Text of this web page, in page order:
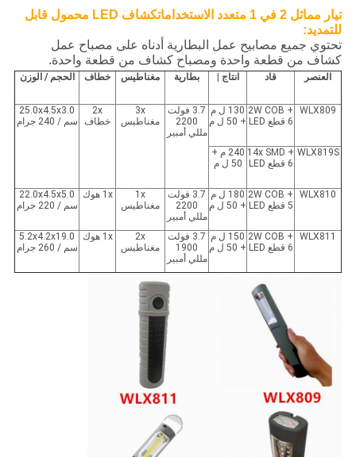
تيار مماثل 2 في 1 متعدد الاستخدامات
كشاف LED محمول قابل
للتمديد:
تحتوي جميع مصابيح عمل البطارية أدناه على مصباح عمل
كشاف من قطعة واحدة ومصباح كشاف من قطعة واحدة.
العنصر قاد انتاج | بطارية مغناطيس خطاف الحجم / الوزن
WLX809
2W COB +
6 قطع LED
130 ل م
+ 50 ل م
3.7 فولت
2200
مللي أمبير
3x
مغناطيس
2x
خطاف
25.0x4.5x3.0
سم / 240 جرام
WLX819S
14x SMD +
6 قطع LED
240 م +
50 ل م
WLX810
2W COB +
5 قطع LED
180 ل م
+ 50 ل م
3.7 فولت
2200
مللي أمبير
1x
مغناطيس
1x هوك
22.0x4.5x5.0
سم / 220 جرام
WLX811
2W COB +
6 قطع LED
150 ل م
+ 50 ل م
3.7 فولت
1900
مللي أمبير
2x
مغناطيس
1x هوك
5.2x4.2x19.0
سم / 260 جرام